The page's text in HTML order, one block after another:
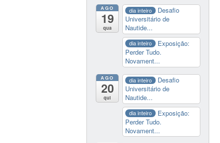
AGO
19
qua
dia inteiro
Desafio
Universitário de
Nautide...
dia inteiro
Exposição:
Perder Tudo.
Novament...
AGO
20
qui
dia inteiro
Desafio
Universitário de
Nautide...
dia inteiro
Exposição:
Perder Tudo.
Novament...